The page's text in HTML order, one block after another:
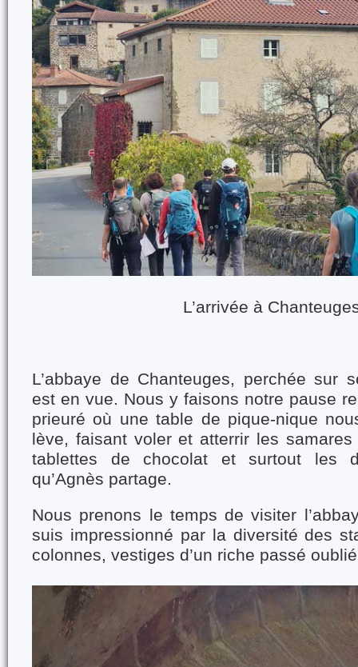
L’arrivée à
L’abbaye de Chanteuges, perchée sur
est en vue. Nous y faisons notre pause
prieuré où une table de pique-nique
lève, faisant voler et atterrir les
tablettes de chocolat et surtout les
qu’Agnès partage.
Nous prenons le temps de visiter
suis impressionné par la diversité des
colonnes, vestiges d’un riche passé